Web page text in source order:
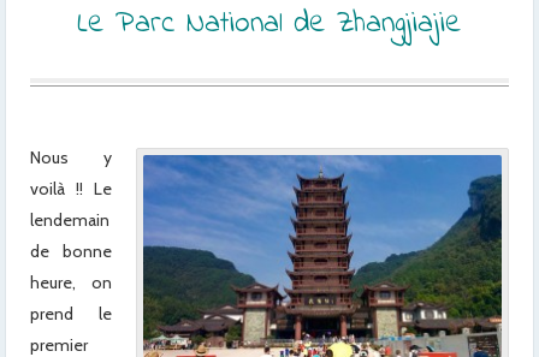
Le Parc National de Zhangjiajie
Nous y
voilà !! Le
lendemain
de bonne
heure, on
prend le
premier